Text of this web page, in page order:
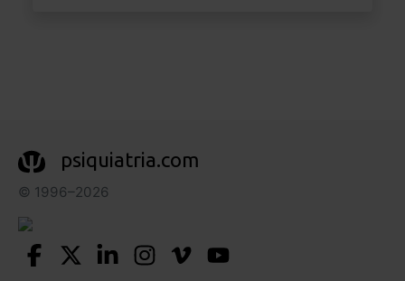
psiquiatria.com
© 1996–2026